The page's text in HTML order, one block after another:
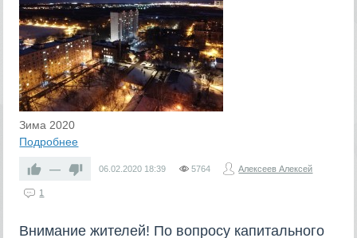
Зима 2020
Подробнее
— 06.02.2020 18:39 5764 Алексеев Алексей
1
Внимание жителей! По вопросу капитального